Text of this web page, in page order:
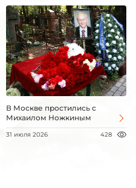
В Москве простились с
Михаилом Ножкиным
31 июля 2026 428